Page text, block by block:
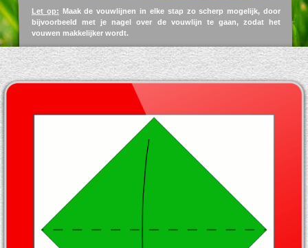
Let op: Maak de vouwlijnen in elke stap zo scherp mogelijk, door
bijvoorbeeld met je nagel over de vouwlijn te gaan, zodat het
vouwen makkelijker wordt.